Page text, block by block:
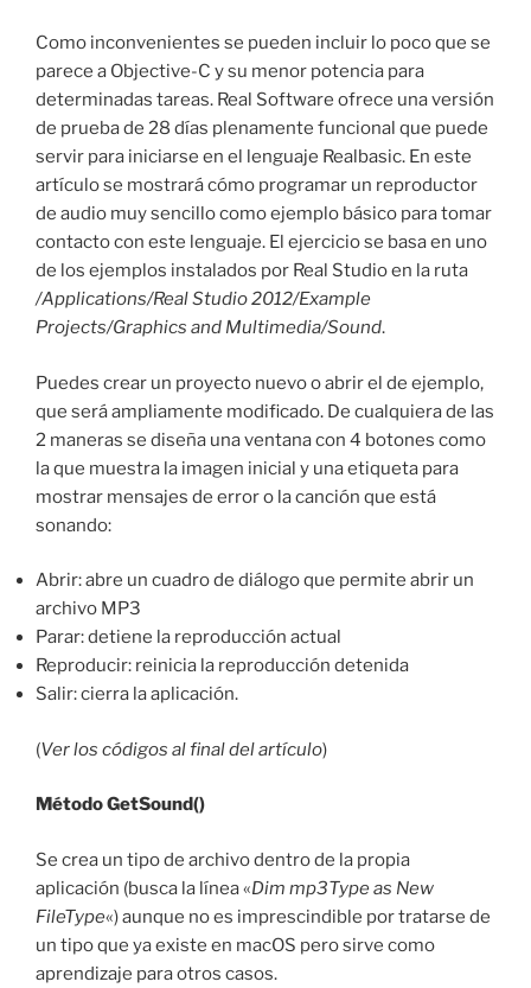
Como inconvenientes se pueden incluir lo poco que se
parece a Objective-C y su menor potencia para
determinadas tareas. Real Software ofrece una versión
de prueba de 28 días plenamente funcional que puede
servir para iniciarse en el lenguaje Realbasic. En este
artículo se mostrará cómo programar un reproductor
de audio muy sencillo como ejemplo básico para tomar
contacto con este lenguaje. El ejercicio se basa en uno
de los ejemplos instalados por Real Studio en la ruta
/Applications/Real Studio 2012/Example
Projects/Graphics and Multimedia/Sound.
Puedes crear un proyecto nuevo o abrir el de ejemplo,
que será ampliamente modificado. De cualquiera de las
2 maneras se diseña una ventana con 4 botones como
la que muestra la imagen inicial y una etiqueta para
mostrar mensajes de error o la canción que está
sonando:
Abrir: abre un cuadro de diálogo que permite abrir un
archivo MP3
Parar: detiene la reproducción actual
Reproducir: reinicia la reproducción detenida
Salir: cierra la aplicación.
(Ver los códigos al final del artículo)
Método GetSound()
Se crea un tipo de archivo dentro de la propia
aplicación (busca la línea «Dim mp3Type as New
FileType«) aunque no es imprescindible por tratarse de
un tipo que ya existe en macOS pero sirve como
aprendizaje para otros casos.